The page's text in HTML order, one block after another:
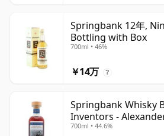
Springbank 12年,
Bottling with Box
700ml • 46%
￥14万 ?
Springbank Whisky
Inventors -
28年
700ml • 44.6%